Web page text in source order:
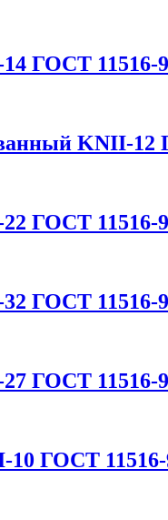
ГОСТ 11516-
KNII-12
ГОСТ 11516-
ГОСТ 11516-
ГОСТ 11516-
10 ГОСТ 11516-